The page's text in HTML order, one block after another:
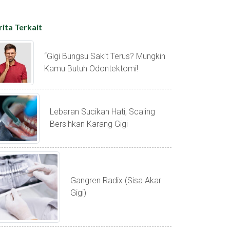
Terkait
“gigi Bungsu Sakit Terus? Mungkin
Kamu Butuh Odontektomi!
Lebaran Sucikan Hati, Scaling
Bersihkan Karang Gigi
Gangren Radix (sisa Akar
Gigi)